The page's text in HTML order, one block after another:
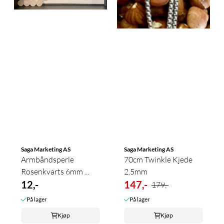
Saga Marketing AS
Armbåndsperle
Rosenkvarts 6mm ...
12,-
På lager
Kjøp
Saga Marketing AS
70cm Twinkle Kjede
2,5mm
147,- 179,-
På lager
Kjøp